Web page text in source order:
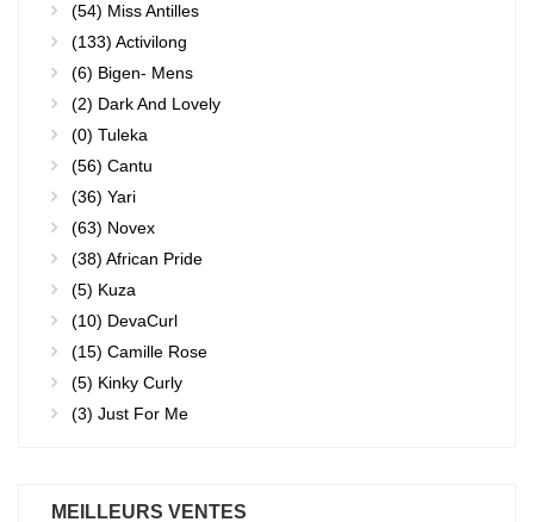
(54) Miss Antilles
(133) Activilong
(6) Bigen- Mens
(2) Dark And Lovely
(0) Tuleka
(56) Cantu
(36) Yari
(63) Novex
(38) African Pride
(5) Kuza
(10) DevaCurl
(15) Camille Rose
(5) Kinky Curly
(3) Just For Me
MEILLEURS VENTES